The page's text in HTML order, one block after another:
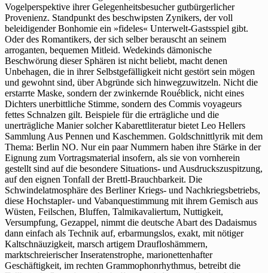
Vogelperspektive ihrer Gelegenheitsbesucher gutbürgerlicher
Provenienz. Standpunkt des beschwipsten Zynikers, der voll
beleidigender Bonhomie ein »fideles« Unterwelt-Gastsspiel gibt.
Oder des Romantikers, der sich selber berauscht an seinem
arroganten, bequemen Mitleid. Wedekinds dämonische
Beschwörung dieser Sphären ist nicht beliebt, macht denen
Unbehagen, die in ihrer Selbstgefälligkeit nicht gestört sein mögen
und gewohnt sind, über Abgründe sich hinwegzuwitzeln. Nicht die
erstarrte Maske, sondern der zwinkernde Rouéblick, nicht eines
Dichters unerbittliche Stimme, sondern des Commis voyageurs
fettes Schnalzen gilt. Beispiele für die erträgliche und die
unerträgliche Manier solcher Kabarettliteratur bietet Leo Hellers
Sammlung Aus Pennen und Kaschemmen. Goldschnittlyrik mit dem
Thema: Berlin NO. Nur ein paar Nummern haben ihre Stärke in der
Eignung zum Vortragsmaterial insofern, als sie von vornherein
gestellt sind auf die besondere Situations- und Ausdruckszuspitzung,
auf den eignen Tonfall der Brettl-Brauchbarkeit. Die
Schwindelatmosphäre des Berliner Kriegs- und Nachkriegsbetriebs,
diese Hochstapler- und Vabanquestimmung mit ihrem Gemisch aus
Wüsten, Feilschen, Bluffen, Talmikavaliertum, Nuttigkeit,
Versumpfung, Gezappel, nimmt die deutsche Abart des Dadaismus
dann einfach als Technik auf, erbarmungslos, exakt, mit nötiger
Kaltschnäuzigkeit, marsch artigem Draufloshämmern,
marktschreierischer Inseratenstrophe, marionettenhafter
Geschäftigkeit, im rechten Grammophonrhythmus, betreibt die